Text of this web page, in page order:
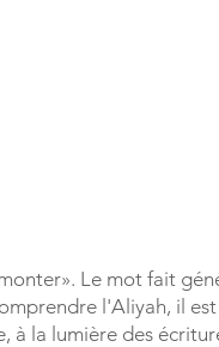
Le mot fait
l'Aliyah, il
à la lumière des